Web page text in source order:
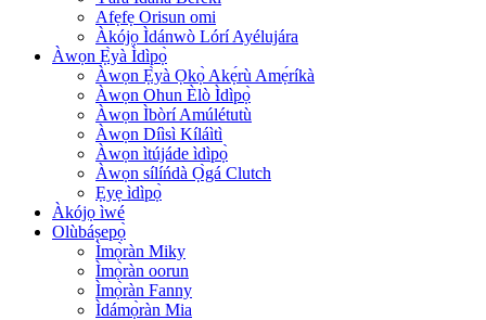
Afẹfẹ Orisun omi
Àkójọ Ìdánwò Lórí Ayélujára
Àwọn Ẹ̀yà Ìdìpọ̀
Àwọn Ẹ̀yà Ọkọ̀ Akẹ́rù Amẹ́ríkà
Àwọn Ohun Èlò Ìdìpọ̀
Àwọn Ìbòrí Amúlétutù
Àwọn Díìsì Kíláìtì
Àwọn ìtújáde ìdìpọ̀
Àwọn sílíńdà Ọ̀gá Clutch
Ẹyẹ ìdìpọ̀
Àkójọ ìwé
Olùbáṣepọ̀
Ìmọ̀ràn Miky
Ìmọ̀ràn oorun
Ìmọ̀ràn Fanny
Ìdámọ̀ràn Mia